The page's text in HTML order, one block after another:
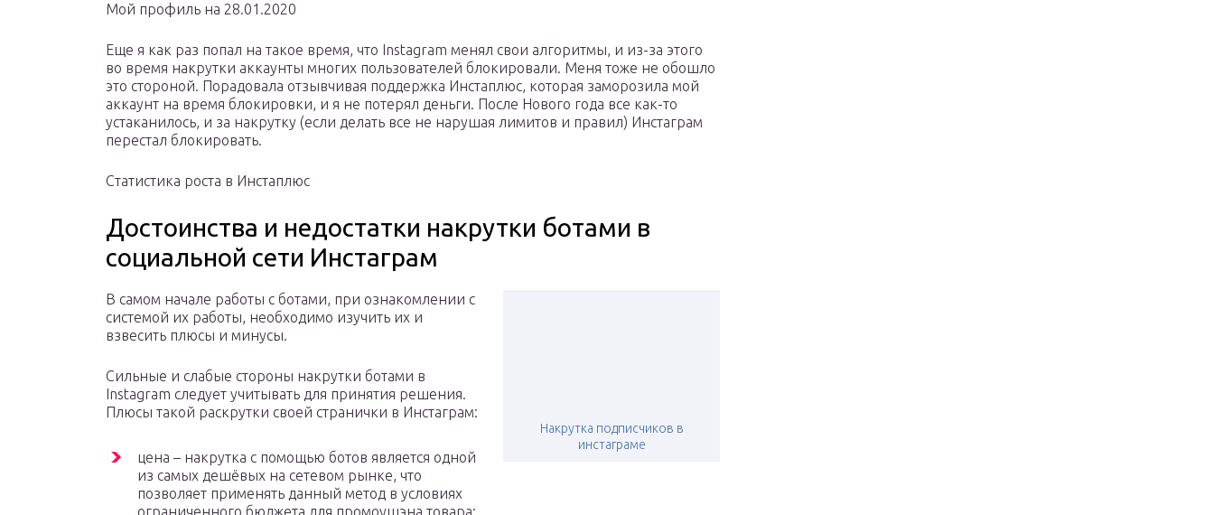
Мой профиль на 28.01.2020
Еще я как раз попал на такое время, что Instagram менял свои алгоритмы, и из-за этого
во время накрутки аккаунты многих пользователей блокировали. Меня тоже не обошло
это стороной. Порадовала отзывчивая поддержка Инстаплюс, которая заморозила мой
аккаунт на время блокировки, и я не потерял деньги. После Нового года все как-то
устаканилось, и за накрутку (если делать все не нарушая лимитов и правил) Инстаграм
перестал блокировать.
Статистика роста в Инстаплюс
Достоинства и недостатки накрутки ботами в
социальной сети Инстаграм
Накрутка подписчиков в
инстаграме
В самом начале работы с ботами, при ознакомлении с
системой их работы, необходимо изучить их и
взвесить плюсы и минусы.
Сильные и слабые стороны накрутки ботами в
Instagram следует учитывать для принятия решения.
Плюсы такой раскрутки своей странички в Инстаграм:
цена – накрутка с помощью ботов является одной
из самых дешёвых на сетевом рынке, что
позволяет применять данный метод в условиях
ограниченного бюджета для промоушэна товара;